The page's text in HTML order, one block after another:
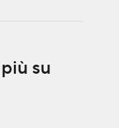
su